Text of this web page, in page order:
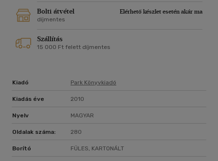
Bolti átvétel
Elérhető készlet esetén akár ma
díjmentes
Szállítás
15 000 Ft felett díjmentes
Kiadó Park Könyvkiadó
Kiadás éve 2010
Nyelv MAGYAR
Oldalak száma: 280
Borító FÜLES, KARTONÁLT